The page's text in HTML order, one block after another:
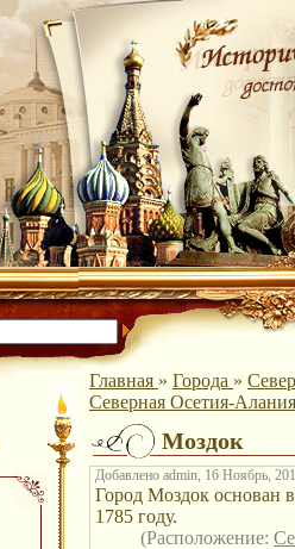
Главная » Города »
Северная Осетия-
Моздок
Добавлено admin, 16 Ноябрь,
Город Моздок основан
1785 году.
(Расположение: